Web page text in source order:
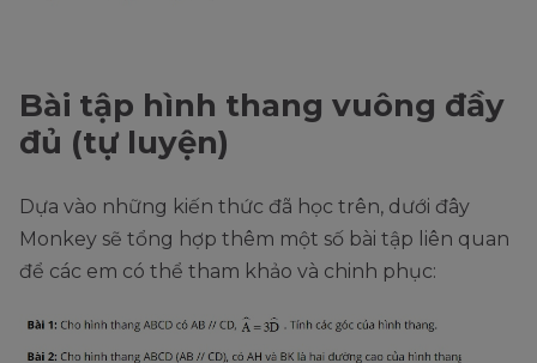
Bài tập hình thang vuông đầy
đủ (tự luyện)
Dựa vào những kiến thức đã học trên, dưới đây
Monkey sẽ tổng hợp thêm một số bài tập liên quan
để các em có thể tham khảo và chinh phục: